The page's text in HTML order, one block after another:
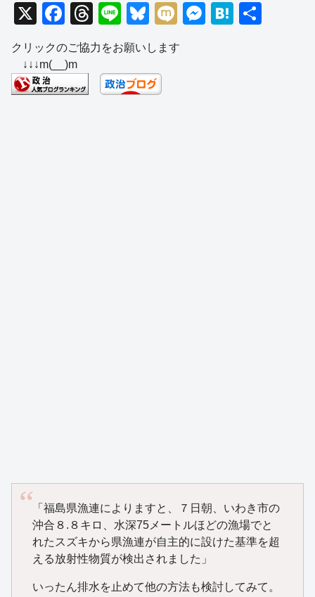
X
F
c
e
b
T
hr
e
a
d
Li
n
e
Bl
u
e
sk
y
M
M
H
クリックのご協力をお願いします
↓↓↓m(__)m
「福島県漁連によりますと、７日朝、いわき市の
沖合８.８キロ、水深75メートルほどの漁場でと
れたスズキから県漁連が自主的に設けた基準を超
える放射性物質が検出されました」
いったん排水を止めて他の方法も検討してみて。